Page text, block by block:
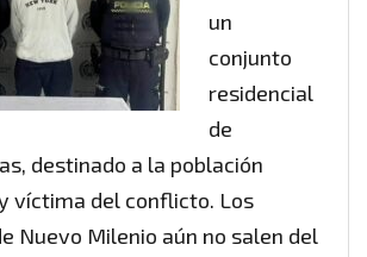
un
conjunto
residencial
de
destinado a la población
víctima del conflicto. Los
Nuevo Milenio aún no salen del